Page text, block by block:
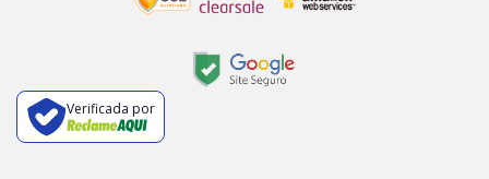
Verificada por